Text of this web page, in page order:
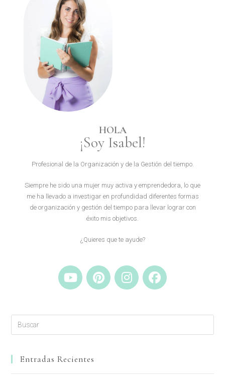
HOLA
¡Soy Isabel!
Profesional de la Organización y de la Gestión del tiempo.
Siempre he sido una mujer muy activa y emprendedora, lo que
me ha llevado a investigar en profundidad diferentes formas
de organización y gestión del tiempo para llevar lograr con
éxito mis objetivos.
¿Quieres que te ayude?
Entradas Recientes